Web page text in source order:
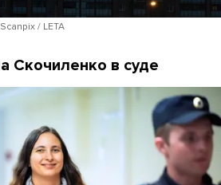
/ LETA
Скочиленко в суде